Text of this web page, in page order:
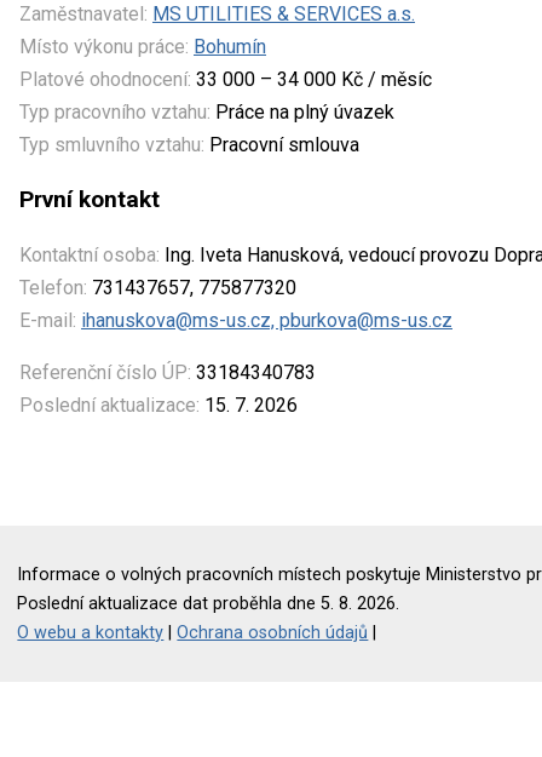
Zaměstnavatel: MS UTILITIES & SERVICES a.s.
Místo výkonu práce: Bohumín
Platové ohodnocení: 33 000 – 34 000 Kč / měsíc
Typ pracovního vztahu: Práce na plný úvazek
Typ smluvního vztahu: Pracovní smlouva
První kontakt
Kontaktní osoba: Ing. Iveta Hanusková, vedoucí provozu
Telefon: 731437657, 775877320
E-mail: ihanuskova@ms-us.cz, pburkova@ms-us.cz
Referenční číslo ÚP: 33184340783
Poslední aktualizace: 15. 7. 2026
Informace o volných pracovních místech poskytuje Ministerstvo
Poslední aktualizace dat proběhla dne 5. 8. 2026.
O webu a kontakty |Ochrana osobních údajů